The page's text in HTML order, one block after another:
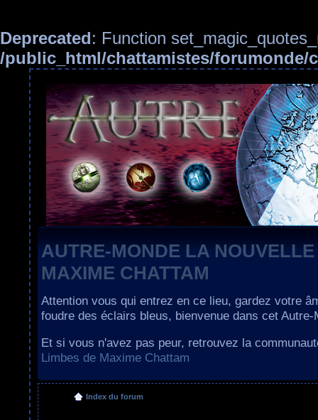
Deprecated: Function
/public_html/chattamistes/forumonde/
AUTRE-MONDE LA
MAXIME CHATTAM
Attention vous qui entrez en ce lieu, gardez votre
foudre des éclairs bleus, bienvenue dans cet Autre-
Et si vous n'avez pas peur, retrouvez la
Limbes de Maxime Chattam
Index du forum